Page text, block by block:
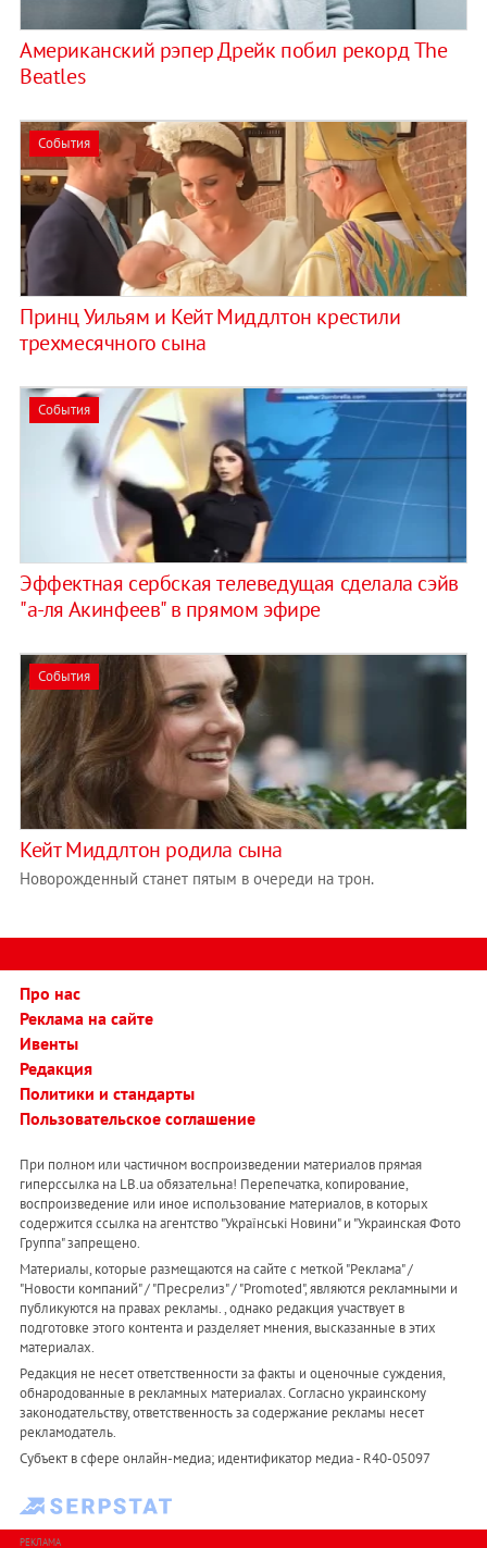
Американский рэпер Дрейк побил рекорд The
Beatles
События
Принц Уильям и Кейт Миддлтон крестили
трехмесячного сына
События
Эффектная сербская телеведущая сделала сэйв
"а-ля Акинфеев" в прямом эфире
События
Кейт Миддлтон родила сына
Новорожденный станет пятым в очереди на трон.
Про нас
Реклама на сайте
Ивенты
Редакция
Политики и стандарты
Пользовательское соглашение
При полном или частичном воспроизведении материалов прямая
гиперссылка на LB.ua обязательна! Перепечатка, копирование,
воспроизведение или иное использование материалов, в которых
содержится ссылка на агентство "Українськi Новини" и "Украинская Фото
Группа" запрещено.
Материалы, которые размещаются на сайте с меткой "Реклама" /
"Новости компаний" / "Пресрелиз" / "Promoted", являются рекламными и
публикуются на правах рекламы. , однако редакция участвует в
подготовке этого контента и разделяет мнения, высказанные в этих
материалах.
Редакция не несет ответственности за факты и оценочные суждения,
обнародованные в рекламных материалах. Согласно украинскому
законодательству, ответственность за содержание рекламы несет
рекламодатель.
Субъект в сфере онлайн-медиа; идентификатор медиа - R40-05097
РЕКЛАМА